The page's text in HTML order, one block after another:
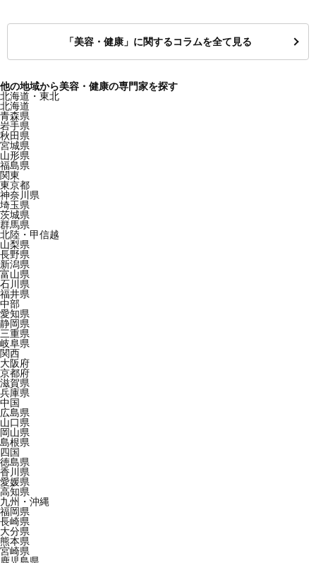
「美容・健康」に関するコラムを全て見る
他の地域から美容・健康の専門家を探す
北海道・東北
北海道
青森県
岩手県
秋田県
宮城県
山形県
福島県
関東
東京都
神奈川県
埼玉県
茨城県
群馬県
北陸・甲信越
山梨県
長野県
新潟県
富山県
石川県
福井県
中部
愛知県
静岡県
三重県
岐阜県
関西
大阪府
京都府
滋賀県
兵庫県
中国
広島県
山口県
岡山県
島根県
四国
徳島県
香川県
愛媛県
高知県
九州・沖縄
福岡県
長崎県
大分県
熊本県
宮崎県